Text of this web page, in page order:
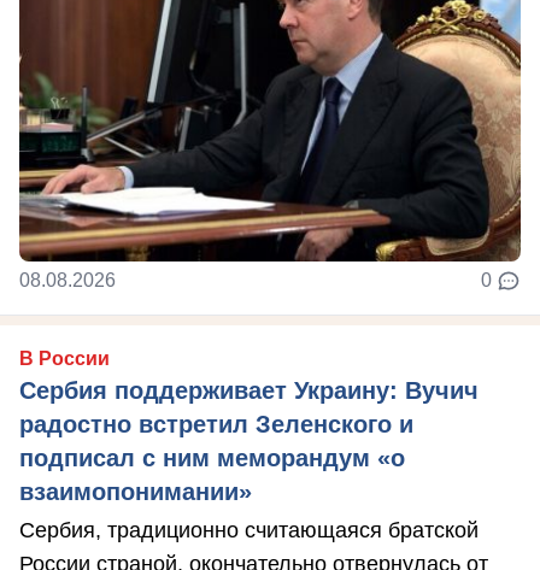
08.08.2026 0
В России
Сербия поддерживает Украину: Вучич
радостно встретил Зеленского и
подписал с ним меморандум «о
взаимопонимании»
Сербия, традиционно считающаяся братской
России страной, окончательно отвернулась от